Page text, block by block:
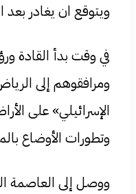
ويتوقع ان يغادر بعد
في وقت بدأ القادة
ومرافقوهم إلى
الإسرائيلي» على
وتطورات الأوضاع
ووصل إلى العاصمة